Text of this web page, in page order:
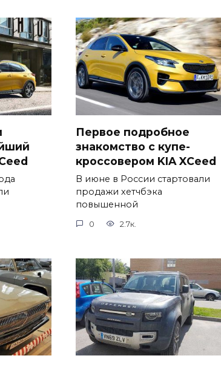
Первое подробное
знакомство с купе-
кроссовером KIA XCeed
В июне в России стартовали
продажи хетчбэка
повышенной
0 2.7к.